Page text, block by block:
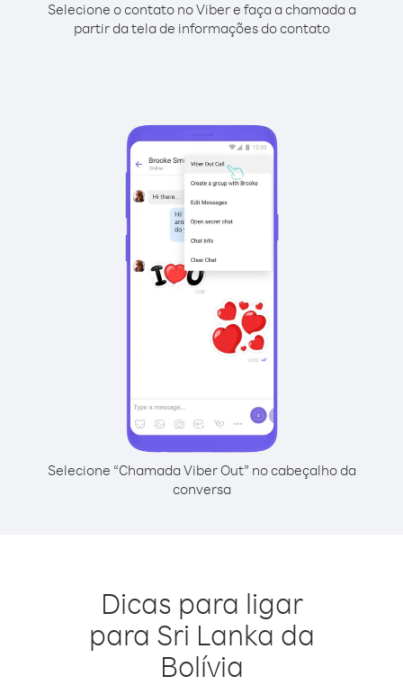
Selecione o contato no Viber e faça a chamada a
partir da tela de informações do contato
Selecione “Chamada Viber Out” no cabeçalho da
conversa
Dicas para ligar
para Sri Lanka da
Bolívia